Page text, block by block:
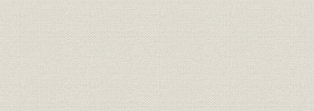
風俗
車。鉄道員の制服も文明開化の
においがする。
明治初期
業界
札幌の老舗「イワイ靴店」は、
もともと伊勢勝造靴場で製靴業
を学んだ初代・岩井信六が、明
治11年北海道に渡って始めたも
の。北海道物産共進会で何度か
入選している(イワイ靴店提供)
[明治10年